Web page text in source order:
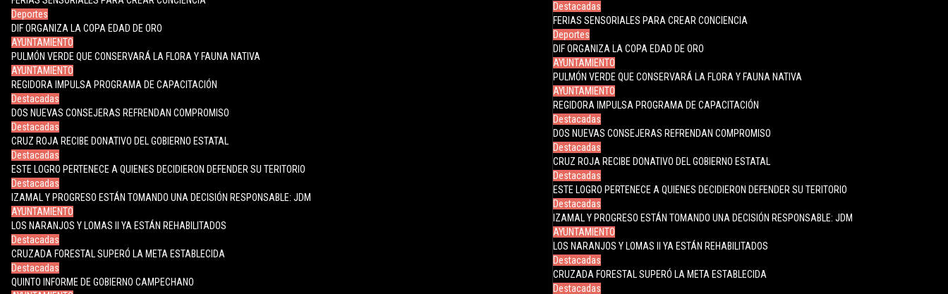
Deportes
DIF ORGANIZA LA COPA EDAD DE ORO
AYUNTAMIENTO
PULMÓN VERDE QUE CONSERVARÁ LA FLORA Y FAUNA NATIVA
AYUNTAMIENTO
REGIDORA IMPULSA PROGRAMA DE CAPACITACIÓN
Destacadas
DOS NUEVAS CONSEJERAS REFRENDAN COMPROMISO
Destacadas
CRUZ ROJA RECIBE DONATIVO DEL GOBIERNO ESTATAL
Destacadas
ESTE LOGRO PERTENECE A QUIENES DECIDIERON DEFENDER SU TERITORIO
Destacadas
IZAMAL Y PROGRESO ESTÁN TOMANDO UNA DECISIÓN RESPONSABLE: JDM
AYUNTAMIENTO
LOS NARANJOS Y LOMAS II YA ESTÁN REHABILITADOS
Destacadas
CRUZADA FORESTAL SUPERÓ LA META ESTABLECIDA
Destacadas
QUINTO INFORME DE GOBIERNO CAMPECHANO
Destacadas
FERIAS SENSORIALES PARA CREAR CONCIENCIA
Deportes
DIF ORGANIZA LA COPA EDAD DE ORO
AYUNTAMIENTO
PULMÓN VERDE QUE CONSERVARÁ LA FLORA Y FAUNA NATIVA
AYUNTAMIENTO
REGIDORA IMPULSA PROGRAMA DE CAPACITACIÓN
Destacadas
DOS NUEVAS CONSEJERAS REFRENDAN COMPROMISO
Destacadas
CRUZ ROJA RECIBE DONATIVO DEL GOBIERNO ESTATAL
Destacadas
ESTE LOGRO PERTENECE A QUIENES DECIDIERON DEFENDER SU TERITORIO
Destacadas
IZAMAL Y PROGRESO ESTÁN TOMANDO UNA DECISIÓN RESPONSABLE: JDM
AYUNTAMIENTO
LOS NARANJOS Y LOMAS II YA ESTÁN REHABILITADOS
Destacadas
CRUZADA FORESTAL SUPERÓ LA META ESTABLECIDA
Destacadas